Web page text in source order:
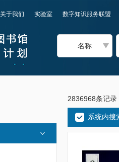
关于我们 实验室 数字知识服务联盟
名称
2836968条记录
系统内搜